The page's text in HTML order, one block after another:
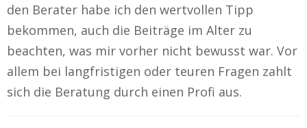
den Berater habe ich den wertvollen Tipp
bekommen, auch die Beiträge im Alter zu
beachten, was mir vorher nicht bewusst war. Vor
allem bei langfristigen oder teuren Fragen zahlt
sich die Beratung durch einen Profi aus.